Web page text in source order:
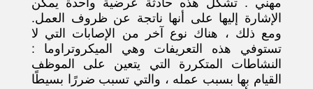
الإشارة إليها على أنها ناتجة عن ظروف العمل.
ومع ذلك ، هناك نوع آخر من الإصابات التي لا
تستوفي هذه التعريفات وهي الميكروتراوما :
النشاطات المتكررة التي يتعين على الموظف
القيام بها بسبب عمله ، والتي تسبب ضررًا بسيطًا